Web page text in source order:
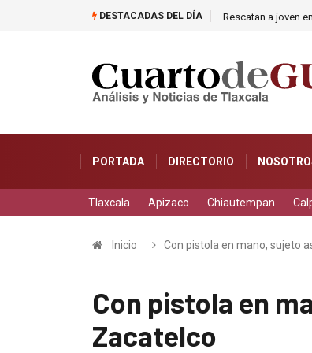
DESTACADAS DEL DÍA Rescatan a joven
PORTADA DIRECTORIO
Tlaxcala Apizaco Chiautempan
Inicio Con pistola en mano, sujeto
Con pistola en
Zacatelco